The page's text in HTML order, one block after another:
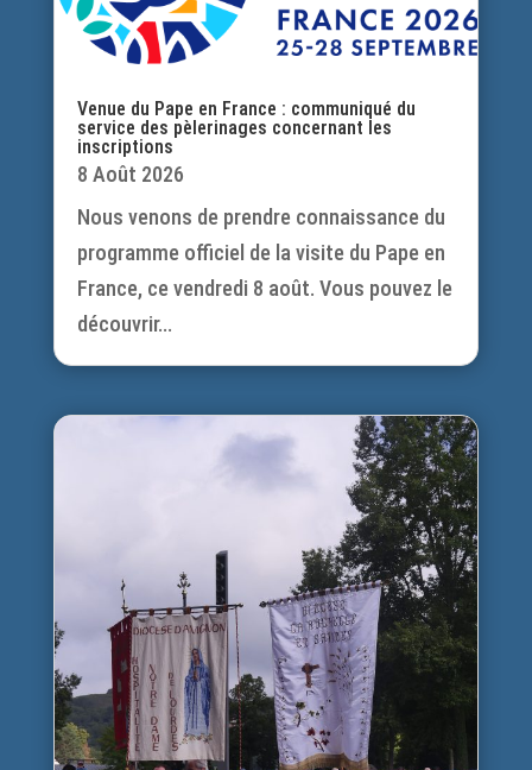
Venue du Pape en France : communiqué du
service des pèlerinages concernant les
inscriptions
8 Août 2026
Nous venons de prendre connaissance du
programme officiel de la visite du Pape en
France, ce vendredi 8 août. Vous pouvez le
découvrir...